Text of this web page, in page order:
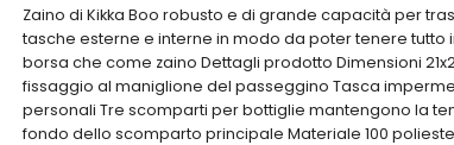
Zaino di Kikka Boo robusto e di grande capacità per
tasche esterne e interne in modo da poter tenere
borsa che come zaino Dettagli prodotto Dimensioni
fissaggio al maniglione del passeggino Tasca
personali Tre scomparti per bottiglie mantengono la
fondo dello scomparto principale Materiale 100